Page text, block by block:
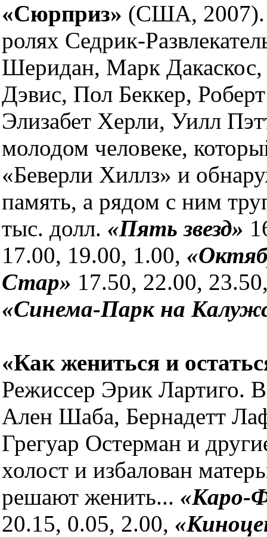
«Сюрприз» (США, 2007).
ролях Седрик-
Шеридан, Марк
Дэвис, Пол Беккер,
Элизабет Херли, Уилл
молодом человеке,
«Беверли Хиллз» и
память, а рядом с ним
тыс. долл. «Пять звезд»
17.00, 19.00, 1.00,
Стар» 17.50, 22.00,
«Синема-Парк на
«Как жениться и
Режиссер Эрик Лартиго.
Ален Шаба, Бернадетт
Грегуар Остерман и
холост и избалован
решают женить... «Каро-
20.15, 0.05, 2.00,